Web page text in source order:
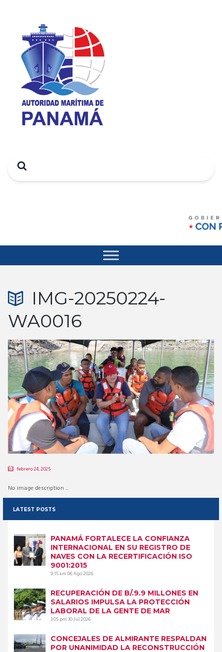
Search
IMG-20250224-
WA0016
febrero 24, 2025
No image description ...
LATEST POSTS
PANAMÁ FORTALECE LA CONFIANZA
INTERNACIONAL EN SU REGISTRO DE
NAVES CON LA RECERTIFICACIÓN ISO
9001:2015
9:15 am06 Ago 2026
RECUPERACIÓN DE B/.9.9 MILLONES EN
SALARIOS IMPULSA LA PROTECCIÓN
LABORAL DE LA GENTE DE MAR
3:05 pm30 Jul 2026
CONCEJALES DE ALMIRANTE RESPALDAN
POR UNANIMIDAD LA RECONSTRUCCIÓN